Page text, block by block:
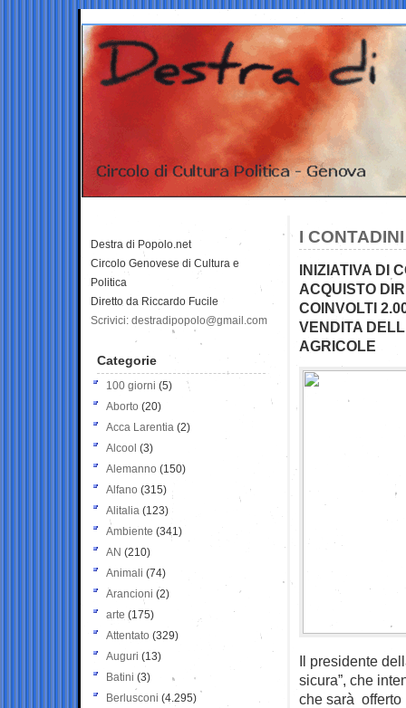
I
INIZIATIVA DI
ACQUISTO
COINVOLTI
VENDITA
AGRICOLE
Il presidente
sicura”, che
che sarà
Destra di Popolo.net
Circolo Genovese di Cultura e
Politica
Diretto da Riccardo Fucile
Scrivici: destradipopolo@gmail.com
Categorie
100 giorni (5)
Aborto (20)
Acca Larentia (2)
Alcool (3)
Alemanno (150)
Alfano (315)
Alitalia (123)
Ambiente (341)
AN (210)
Animali (74)
Arancioni (2)
arte (175)
Attentato (329)
Auguri (13)
Batini (3)
Berlusconi (4.295)